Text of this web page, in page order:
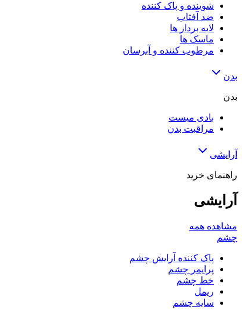
شوینده و پاک کننده
ضد آفتاب
لایه‌ بردار ها
ماسک ها
مرطوب کننده و آبرسان
بدن
بدن
بادی میست
مراقبت بدن
آرایشی
راهنمای خرید
آرایشی
مشاهده همه
چشم
پاک کننده آرایش چشم
پرایمر چشم
خط چشم
ریمل
سایه چشم